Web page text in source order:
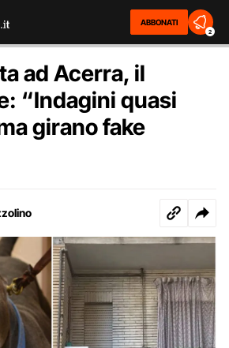
ABBONATI
2
ad Acerra, il
“Indagini quasi
girano fake